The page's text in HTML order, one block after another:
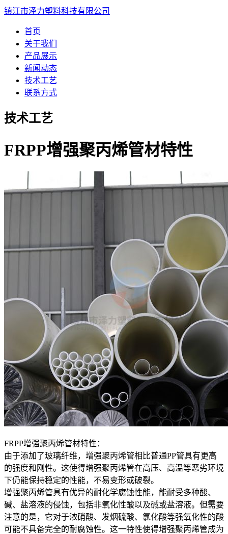
镇江市泽力塑料科技有限公司
首页
关于我们
产品展示
新闻动态
技术工艺
联系方式
技术工艺
FRPP增强聚丙烯管材特性
FRPP增强聚丙烯管材特性：
由于添加了玻璃纤维，增强聚丙烯管相比普通PP管具有更高
的强度和刚性。这使得增强聚丙烯管在高压、高温等恶劣环境
下仍能保持稳定的性能，不易变形或破裂。
增强聚丙烯管具有优异的耐化学腐蚀性能，能耐受多种酸、
碱、盐溶液的侵蚀，包括非氧化性酸以及碱或盐溶液。但需要
注意的是，它对于浓硝酸、发烟硫酸、氯化酸等强氧化性的酸
可能不具备完全的耐腐蚀性。这一特性使得增强聚丙烯管成为